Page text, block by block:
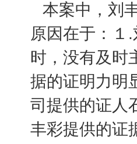
本案中，刘
原因在于：１ .
时，没有及时
据的证明力明
司提供的证人
丰彩提供的证